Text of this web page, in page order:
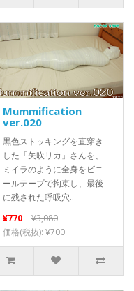
Mummification
ver.020
黒色ストッキングを直穿き
した「矢吹リカ」さんを、
ミイラのように全身をビニ
ールテープで拘束し、最後
に残された呼吸穴..
¥770
¥3,080
価格(税抜): ¥700